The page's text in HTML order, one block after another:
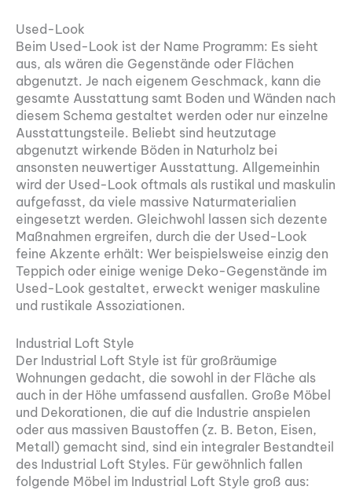
Used-Look
Beim Used-Look ist der Name Programm: Es sieht
aus, als wären die Gegenstände oder Flächen
abgenutzt. Je nach eigenem Geschmack, kann die
gesamte Ausstattung samt Boden und Wänden nach
diesem Schema gestaltet werden oder nur einzelne
Ausstattungsteile. Beliebt sind heutzutage
abgenutzt wirkende Böden in Naturholz bei
ansonsten neuwertiger Ausstattung. Allgemeinhin
wird der Used-Look oftmals als rustikal und maskulin
aufgefasst, da viele massive Naturmaterialien
eingesetzt werden. Gleichwohl lassen sich dezente
Maßnahmen ergreifen, durch die der Used-Look
feine Akzente erhält: Wer beispielsweise einzig den
Teppich oder einige wenige Deko-Gegenstände im
Used-Look gestaltet, erweckt weniger maskuline
und rustikale Assoziationen.
Industrial Loft Style
Der Industrial Loft Style ist für großräumige
Wohnungen gedacht, die sowohl in der Fläche als
auch in der Höhe umfassend ausfallen. Große Möbel
und Dekorationen, die auf die Industrie anspielen
oder aus massiven Baustoffen (z. B. Beton, Eisen,
Metall) gemacht sind, sind ein integraler Bestandteil
des Industrial Loft Styles. Für gewöhnlich fallen
folgende Möbel im Industrial Loft Style groß aus: